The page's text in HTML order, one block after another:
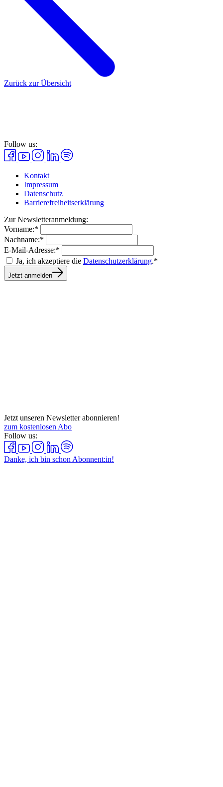
Zurück zur Übersicht
Follow us:
Kontakt
Impressum
Datenschutz
Barrierefreiheitserklärung
Zur Newsletteranmeldung:
Vorname:*
Nachname:*
E-Mail-Adresse:*
Ja, ich akzeptiere die Datenschutzerklärung.*
Jetzt anmelden
Jetzt unseren Newsletter abonnieren!
zum kostenlosen Abo
Follow us:
Danke, ich bin schon Abonnent:in!